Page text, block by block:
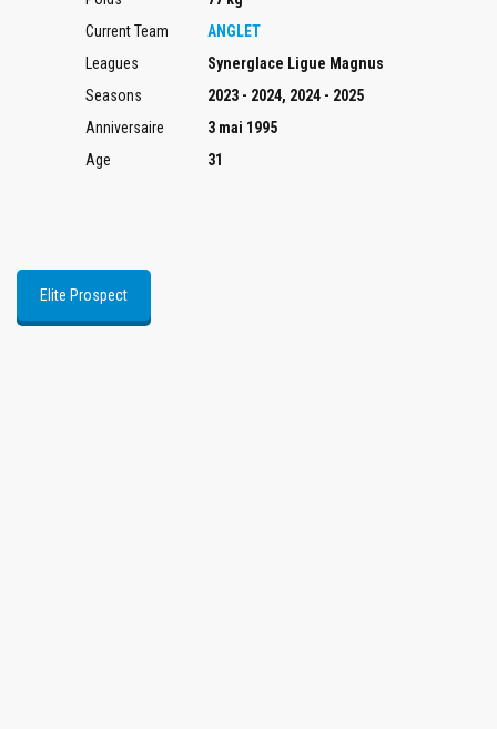
Current Team
ANGLET
Leagues
Synerglace Ligue Magnus
Seasons
2023 - 2024, 2024 - 2025
Anniversaire
3 mai 1995
Age
31
Elite Prospect